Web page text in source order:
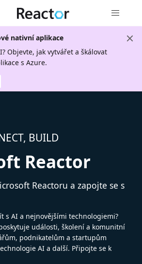
nativní aplikace
Objevte, jak vytvářet a škálovat
s Azure.
BUILD
Reactor
Reactoru a zapojte se s
s AI a nejnovějšími technologiemi?
události, školení a komunitní
podnikatelům a startupům
AI a další. Připojte se k